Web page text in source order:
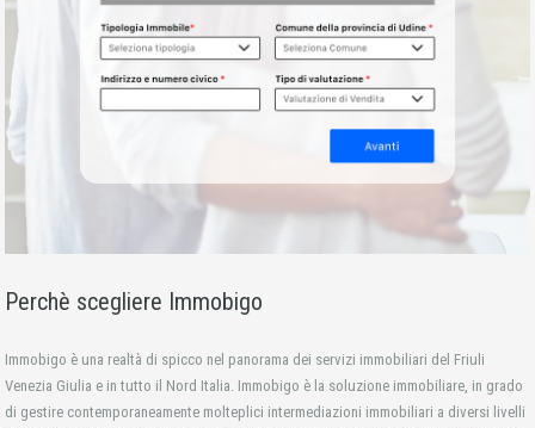
Perchè scegliere Immobigo
Immobigo è una realtà di spicco nel panorama dei servizi immobiliari del Friuli
Venezia Giulia e in tutto il Nord Italia. Immobigo è la soluzione immobiliare, in grado
di gestire contemporaneamente molteplici intermediazioni immobiliari a diversi livelli